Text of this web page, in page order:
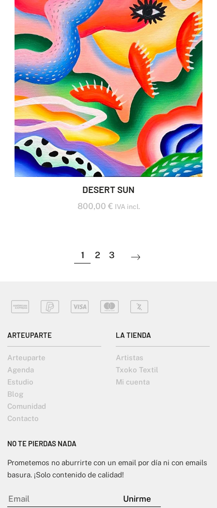
DESERT SUN
800,00 € IVA incl.
1 2 3
ARTEUPARTE
Arteuparte
Agenda
Estudio
Blog
Comunidad
Contacto
LA TIENDA
Artistas
Txoko Textil
Mi cuenta
NO TE PIERDAS NADA
Prometemos no aburrirte con un email por día ni con emails
basura. ¡Solo contenido de calidad!